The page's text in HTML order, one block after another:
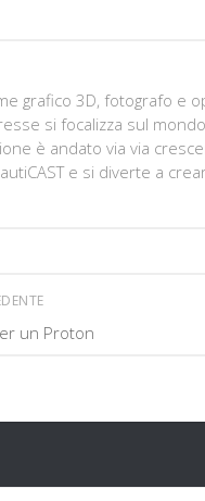
grafico 3D, fotografo e
si focalizza sul
è andato via via
e si diverte a
un Proton